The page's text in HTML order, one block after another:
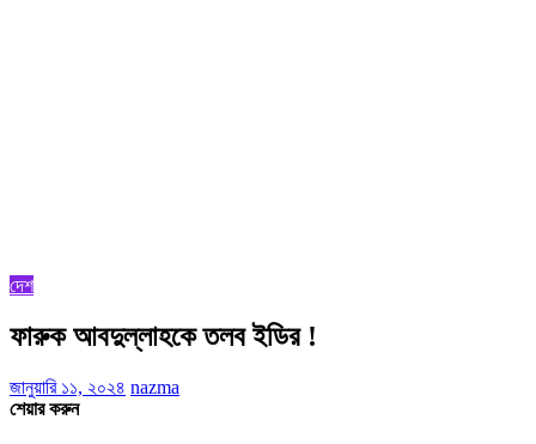
দেশ
ফারুক আবদুল্লাহকে তলব ইডির !
জানুয়ারি ১১, ২০২৪ nazma
শেয়ার করুন